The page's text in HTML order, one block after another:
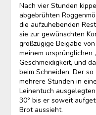
Nach vier Stunden
abgebrühten
die aufzuhebenden
sie zur gewünschten
großzügige Beigabe
meinem ursprünglichen
Geschmeidigkeit, und
beim Schneiden. Der
mehrere Stunden in
Leinentuch
30° bis er soweit
Brot aussieht.